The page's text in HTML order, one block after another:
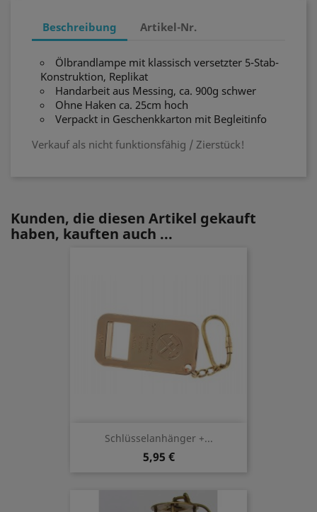
Beschreibung Artikel-Nr.
Ölbrandlampe mit klassisch versetzter 5-Stab-
Konstruktion, Replikat
Handarbeit aus Messing, ca. 900g schwer
Ohne Haken ca. 25cm hoch
Verpackt in Geschenkkarton mit Begleitinfo
Verkauf als nicht funktionsfähig / Zierstück!
Kunden, die diesen Artikel gekauft
haben, kauften auch ...
Schlüsselanhänger +...
5,95 €